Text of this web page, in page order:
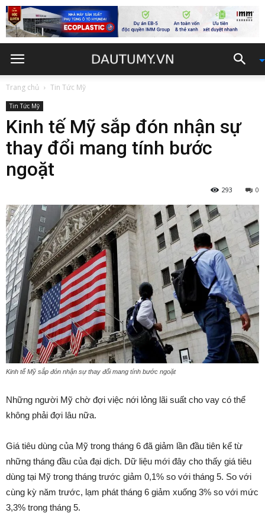
Trang chủ Tin Tức Mỹ
Tin Tức Mỹ
Kinh tế Mỹ sắp đón nhận sự
thay đổi mang tính bước
ngoặt
0
293
Kinh tế Mỹ sắp đón nhận sự thay đổi mang tính bước ngoặt
Những người Mỹ chờ đợi việc nới lỏng lãi suất cho vay có thể
không phải đợi lâu nữa.
Giá tiêu dùng của Mỹ trong tháng 6 đã giảm lần đầu tiên kể từ
những tháng đầu của đại dịch. Dữ liệu mới đây cho thấy giá tiêu
dùng tại Mỹ trong tháng trước giảm 0,1% so với tháng 5. So với
cùng kỳ năm trước, lạm phát tháng 6 giảm xuống 3% so với mức
3,3% trong tháng 5.